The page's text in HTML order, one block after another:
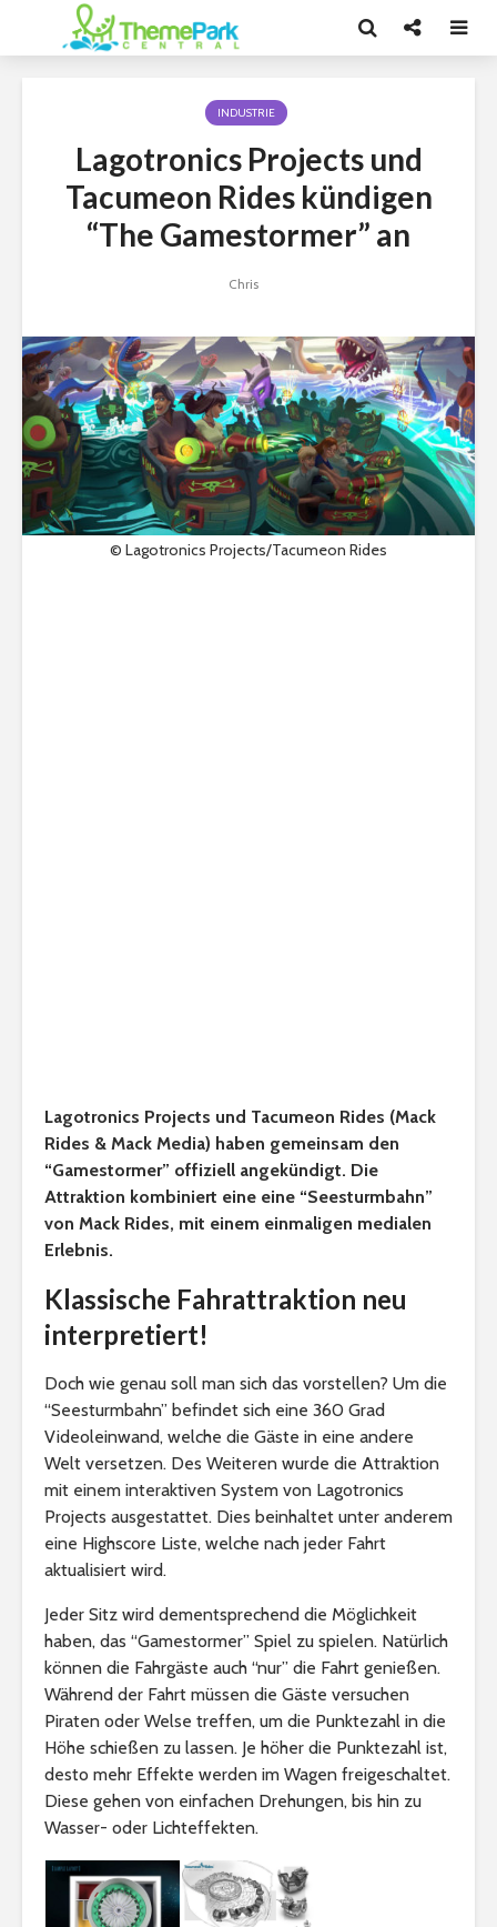
INDUSTRIE
Lagotronics Projects und
Tacumeon Rides kündigen
“The Gamestormer” an
Chris
© Lagotronics Projects/Tacumeon Rides
Lagotronics Projects und Tacumeon Rides (Mack
Rides & Mack Media) haben gemeinsam den
“Gamestormer” offiziell angekündigt. Die
Attraktion kombiniert eine eine “Seesturmbahn”
von Mack Rides, mit einem einmaligen medialen
Erlebnis.
Klassische Fahrattraktion neu
interpretiert!
Doch wie genau soll man sich das vorstellen? Um die
“Seesturmbahn” befindet sich eine 360 Grad
Videoleinwand, welche die Gäste in eine andere
Welt versetzen. Des Weiteren wurde die Attraktion
mit einem interaktiven System von Lagotronics
Projects ausgestattet. Dies beinhaltet unter anderem
eine Highscore Liste, welche nach jeder Fahrt
aktualisiert wird.
Jeder Sitz wird dementsprechend die Möglichkeit
haben, das “Gamestormer” Spiel zu spielen. Natürlich
können die Fahrgäste auch “nur” die Fahrt genießen.
Während der Fahrt müssen die Gäste versuchen
Piraten oder Welse treffen, um die Punktezahl in die
Höhe schießen zu lassen. Je höher die Punktezahl ist,
desto mehr Effekte werden im Wagen freigeschaltet.
Diese gehen von einfachen Drehungen, bis hin zu
Wasser- oder Lichteffekten.